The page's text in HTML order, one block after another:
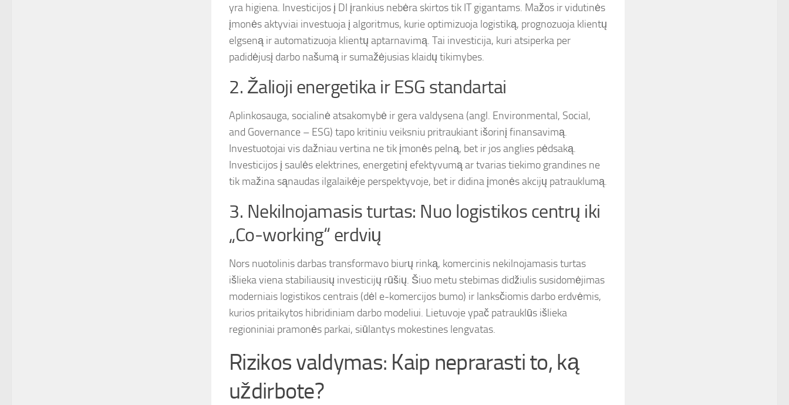
yra higiena. Investicijos į DI įrankius nebėra skirtos tik IT gigantams. Mažos ir vidutinės
įmonės aktyviai investuoja į algoritmus, kurie optimizuoja logistiką, prognozuoja klientų
elgseną ir automatizuoja klientų aptarnavimą. Tai investicija, kuri atsiperka per
padidėjusį darbo našumą ir sumažėjusias klaidų tikimybes.
2. Žalioji energetika ir ESG standartai
Aplinkosauga, socialinė atsakomybė ir gera valdysena (angl. Environmental, Social,
and Governance – ESG) tapo kritiniu veiksniu pritraukiant išorinį finansavimą.
Investuotojai vis dažniau vertina ne tik įmonės pelną, bet ir jos anglies pėdsaką.
Investicijos į saulės elektrines, energetinį efektyvumą ar tvarias tiekimo grandines ne
tik mažina sąnaudas ilgalaikėje perspektyvoje, bet ir didina įmonės akcijų patrauklumą.
3. Nekilnojamasis turtas: Nuo logistikos centrų iki
„Co-working“ erdvių
Nors nuotolinis darbas transformavo biurų rinką, komercinis nekilnojamasis turtas
išlieka viena stabiliausių investicijų rūšių. Šiuo metu stebimas didžiulis susidomėjimas
moderniais logistikos centrais (dėl e-komercijos bumo) ir lanksčiomis darbo erdvėmis,
kurios pritaikytos hibridiniam darbo modeliui. Lietuvoje ypač patrauklūs išlieka
regioniniai pramonės parkai, siūlantys mokestines lengvatas.
Rizikos valdymas: Kaip neprarasti to, ką
uždirbote?